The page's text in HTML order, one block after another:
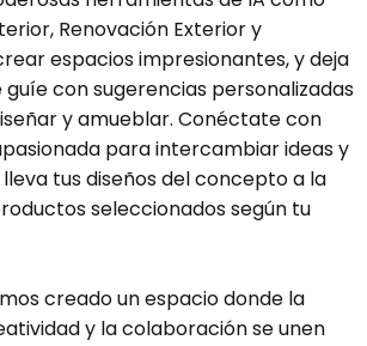
Renovación Exterior y
espacios impresionantes, y deja
guíe con sugerencias personalizadas
y amueblar. Conéctate con
para intercambiar ideas y
tus diseños del concepto a la
seleccionados según tu
creado un espacio donde la
y la colaboración se unen